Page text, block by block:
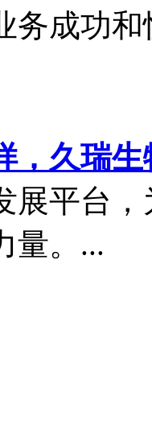
务成功和
，久瑞
展平台
量。...